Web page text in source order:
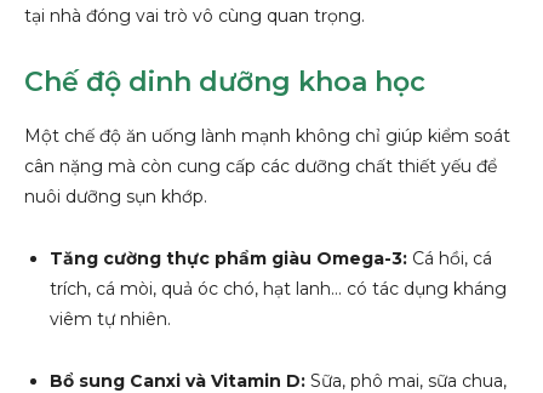
tại nhà đóng vai trò vô cùng quan trọng.
Chế độ dinh dưỡng khoa học
Một chế độ ăn uống lành mạnh không chỉ giúp kiểm soát
cân nặng mà còn cung cấp các dưỡng chất thiết yếu để
nuôi dưỡng sụn khớp.
Tăng cường thực phẩm giàu Omega-3: Cá hồi, cá
trích, cá mòi, quả óc chó, hạt lanh… có tác dụng kháng
viêm tự nhiên.
Bổ sung Canxi và Vitamin D: Sữa, phô mai, sữa chua,